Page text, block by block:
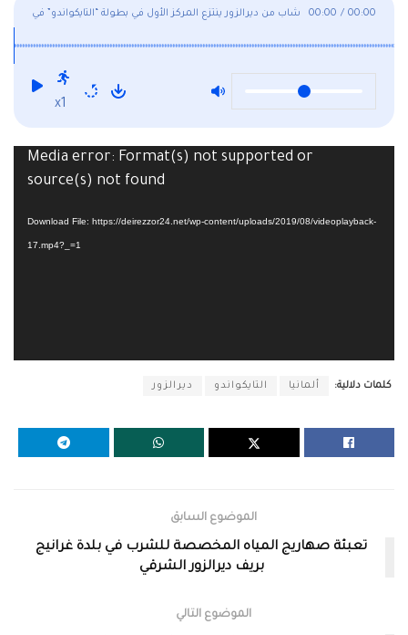
شاب من ديرالزور ينتزع المركز الأول في بطولة “التايكواندو” في 00:00 / 00:00
x1
Media error: Format(s) not supported or
source(s) not found
Download File: https://deirezzor24.net/wp-content/uploads/2019/08/videoplayback-
17.mp4?_=1
كلمات دلالية: ألمانيا التايكواندو ديرالزور
الموضوع السابق
تعبئة صهاريج المياه المخصصة للشرب في بلدة غرانيج
بريف ديرالزور الشرقي
الموضوع التالي